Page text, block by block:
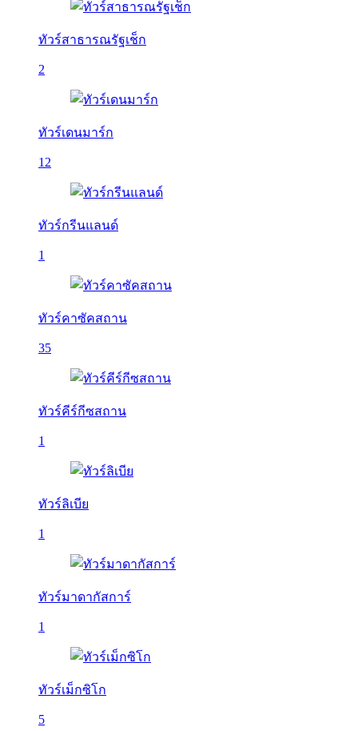
ทัวร์สาธารณรัฐเช็ก
2
ทัวร์เดนมาร์ก
12
ทัวร์กรีนแลนด์
1
ทัวร์คาซัคสถาน
35
ทัวร์คีร์กีซสถาน
1
ทัวร์ลิเบีย
1
ทัวร์มาดากัสการ์
1
ทัวร์เม็กซิโก
5